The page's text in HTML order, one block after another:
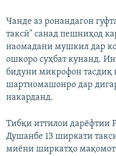
720p
Чанде аз ронандагон
таксӣ" санад пешниҳод
наомадани мушкил дар
ошкоро суҳбат кунанд.
бидуни микрофон тасдиқ
шартномашонро дар
накарданд.
Тибқи иттилои дарёфтии
Душанбе 13 ширкати
миёни ширкатҳо мақомот